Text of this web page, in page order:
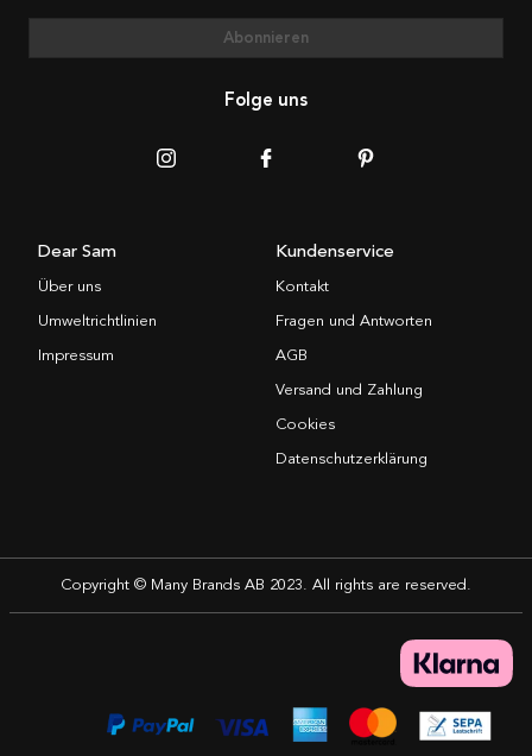
Abonnieren
Folge uns
Dear Sam
Über uns
Umweltrichtlinien
Impressum
Kundenservice
Kontakt
Fragen und Antworten
AGB
Versand und Zahlung
Cookies
Datenschutzerklärung
Copyright © Many Brands AB 2023. All rights are reserved.